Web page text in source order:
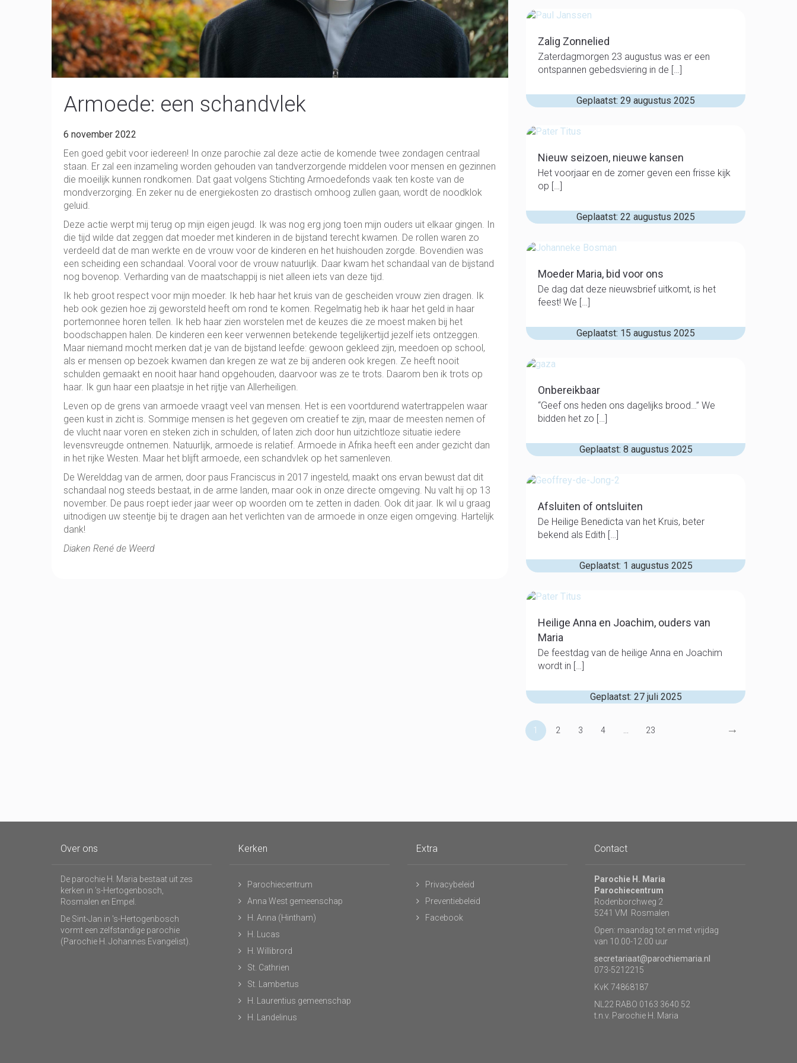
Armoede: een schandvlek
6 november 2022
Een goed gebit voor iedereen! In onze parochie zal deze actie de komende twee zondagen centraal
staan. Er zal een inzameling worden gehouden van tandverzorgende middelen voor mensen en gezinnen
die moeilijk kunnen rondkomen. Dat gaat volgens Stichting Armoedefonds vaak ten koste van de
mondverzorging. En zeker nu de energiekosten zo drastisch omhoog zullen gaan, wordt de noodklok
geluid.
Deze actie werpt mij terug op mijn eigen jeugd. Ik was nog erg jong toen mijn ouders uit elkaar gingen. In
die tijd wilde dat zeggen dat moeder met kinderen in de bijstand terecht kwamen. De rollen waren zo
verdeeld dat de man werkte en de vrouw voor de kinderen en het huishouden zorgde. Bovendien was
een scheiding een schandaal. Vooral voor de vrouw natuurlijk. Daar kwam het schandaal van de bijstand
nog bovenop. Verharding van de maatschappij is niet alleen iets van deze tijd.
Ik heb groot respect voor mijn moeder. Ik heb haar het kruis van de gescheiden vrouw zien dragen. Ik
heb ook gezien hoe zij geworsteld heeft om rond te komen. Regelmatig heb ik haar het geld in haar
portemonnee horen tellen. Ik heb haar zien worstelen met de keuzes die ze moest maken bij het
boodschappen halen. De kinderen een keer verwennen betekende tegelijkertijd jezelf iets ontzeggen.
Maar niemand mocht merken dat je van de bijstand leefde: gewoon gekleed zijn, meedoen op school,
als er mensen op bezoek kwamen dan kregen ze wat ze bij anderen ook kregen. Ze heeft nooit
schulden gemaakt en nooit haar hand opgehouden, daarvoor was ze te trots. Daarom ben ik trots op
haar. Ik gun haar een plaatsje in het rijtje van Allerheiligen.
Leven op de grens van armoede vraagt veel van mensen. Het is een voortdurend watertrappelen waar
geen kust in zicht is. Sommige mensen is het gegeven om creatief te zijn, maar de meesten nemen of
de vlucht naar voren en steken zich in schulden, of laten zich door hun uitzichtloze situatie iedere
levensvreugde ontnemen. Natuurlijk, armoede is relatief. Armoede in Afrika heeft een ander gezicht dan
in het rijke Westen. Maar het blijft armoede, een schandvlek op het samenleven.
De Werelddag van de armen, door paus Franciscus in 2017 ingesteld, maakt ons ervan bewust dat dit
schandaal nog steeds bestaat, in de arme landen, maar ook in onze directe omgeving. Nu valt hij op 13
november. De paus roept ieder jaar weer op woorden om te zetten in daden. Ook dit jaar. Ik wil u graag
uitnodigen uw steentje bij te dragen aan het verlichten van de armoede in onze eigen omgeving. Hartelijk
dank!
Diaken René de Weerd
Zalig Zonnelied
Zaterdagmorgen 23 augustus was er een
ontspannen gebedsviering in de […]
Geplaatst: 29 augustus 2025
Nieuw seizoen, nieuwe kansen
Het voorjaar en de zomer geven een frisse kijk
op […]
Geplaatst: 22 augustus 2025
Moeder Maria, bid voor ons
De dag dat deze nieuwsbrief uitkomt, is het
feest! We […]
Geplaatst: 15 augustus 2025
Onbereikbaar
“Geef ons heden ons dagelijks brood…” We
bidden het zo […]
Geplaatst: 8 augustus 2025
Afsluiten of ontsluiten
De Heilige Benedicta van het Kruis, beter
bekend als Edith […]
Geplaatst: 1 augustus 2025
Heilige Anna en Joachim, ouders van
Maria
De feestdag van de heilige Anna en Joachim
wordt in […]
Geplaatst: 27 juli 2025
1 2 3 4 23 →
Over ons
De parochie H. Maria bestaat uit zes
kerken in 's-Hertogenbosch,
Rosmalen en Empel.
De Sint-Jan in 's-Hertogenbosch
vormt een zelfstandige parochie
(Parochie H. Johannes Evangelist).
Kerken
Parochiecentrum
Anna West gemeenschap
H. Anna (Hintham)
H. Lucas
H. Willibrord
St. Cathrien
St. Lambertus
H. Laurentius gemeenschap
H. Landelinus
Extra
Privacybeleid
Preventiebeleid
Facebook
Contact
Parochie H. Maria
Parochiecentrum
Rodenborchweg 2
5241 VM Rosmalen
Open: maandag tot en met vrijdag
van 10.00-12.00 uur
secretariaat@parochiemaria.nl
073-5212215
KvK 74868187
NL22 RABO 0163 3640 52
t.n.v. Parochie H. Maria